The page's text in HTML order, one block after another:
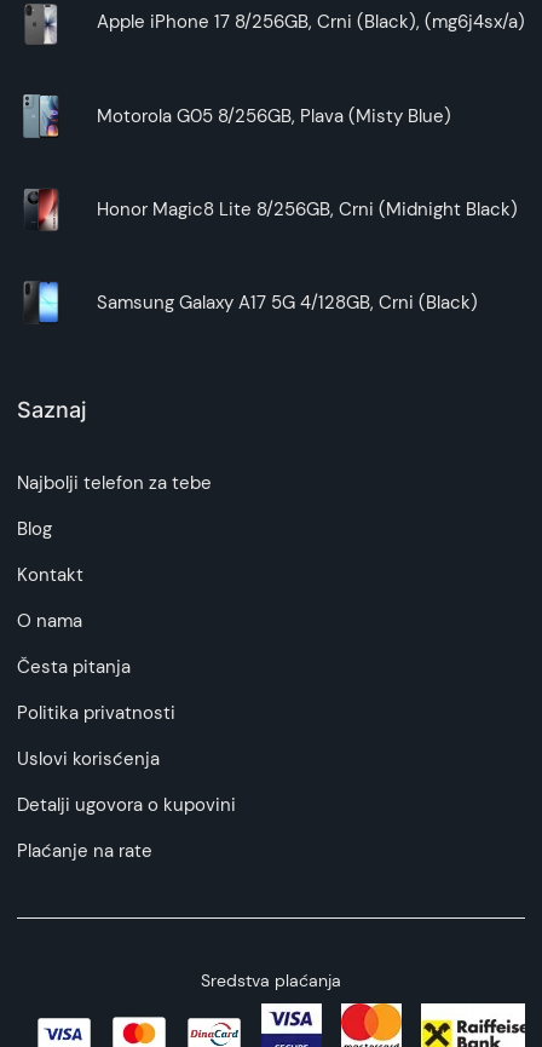
Apple iPhone 17 8/256GB, Crni (Black), (mg6j4sx/a)
Motorola G05 8/256GB, Plava (Misty Blue)
Honor Magic8 Lite 8/256GB, Crni (Midnight Black)
Samsung Galaxy A17 5G 4/128GB, Crni (Black)
Saznaj
Najbolji telefon za tebe
Blog
Kontakt
O nama
Česta pitanja
Politika privatnosti
Uslovi korisćenja
Detalji ugovora o kupovini
Plaćanje na rate
Sredstva plaćanja